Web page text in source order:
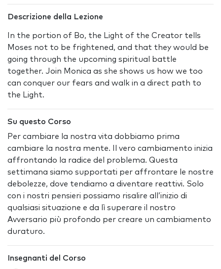
Descrizione della Lezione
In the portion of Bo, the Light of the Creator tells
Moses not to be frightened, and that they would be
going through the upcoming spiritual battle
together. Join Monica as she shows us how we too
can conquer our fears and walk in a direct path to
the Light.
Su questo Corso
Per cambiare la nostra vita dobbiamo prima
cambiare la nostra mente. Il vero cambiamento inizia
affrontando la radice del problema. Questa
settimana siamo supportati per affrontare le nostre
debolezze, dove tendiamo a diventare reattivi. Solo
con i nostri pensieri possiamo risalire all’inizio di
qualsiasi situazione e da lì superare il nostro
Avversario più profondo per creare un cambiamento
duraturo.
Insegnanti del Corso